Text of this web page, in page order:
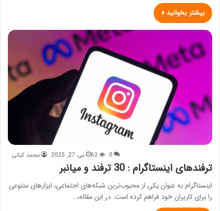
بیشتر بخوانید »
محمد کیانی می 27, 2025 0
62
ترفندهای اینستاگرام : 30 ترفند و میانبر
اینستاگرام به عنوان یکی از محبوب‌ترین شبکه‌های اجتماعی، ابزارهای متنوعی
را برای کاربران خود فراهم کرده است. در این مقاله،…